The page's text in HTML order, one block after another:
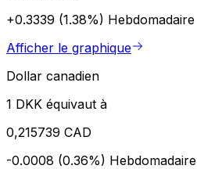
+0.3339 (1.38%) Hebdomadaire
Afficher le graphique
Dollar canadien
1 DKK équivaut à
0,215739 CAD
-0.0008 (0.36%) Hebdomadaire